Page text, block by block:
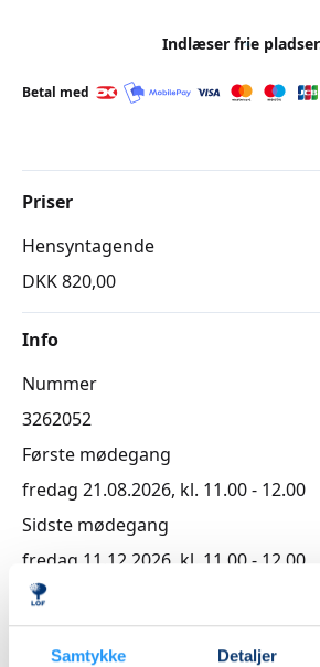
Samtykke Detaljer
Indlæser frie
Betal med
Priser
Hensyntagende
DKK 820,00
Info
Nummer
3262052
Første mødegang
fredag 21.08.2026, kl. 11.00 - 12.00
Sidste mødegang
fredag 11.12.2026, kl. 11.00 - 12.00
Antal mødegange
16mødegange